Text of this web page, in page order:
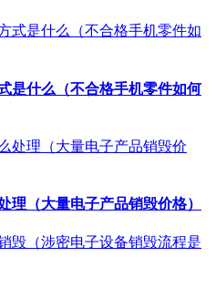
是什么（不合格手机零件如何
理（大量电子产品销毁价格）